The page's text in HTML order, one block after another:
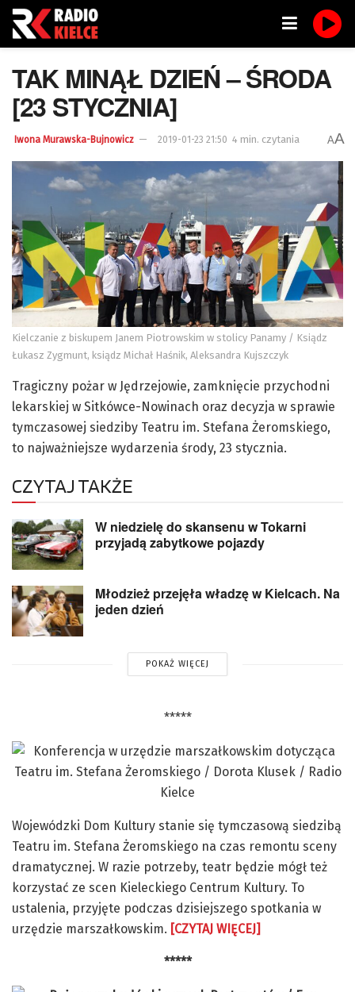
TAK MINĄŁ DZIEŃ – ŚRODA
[23 STYCZNIA]
Iwona Murawska-Bujnowicz 2019-01-23 21:50 4 min. czytania AA
Kielczanie z biskupem Janem Piotrowskim w stolicy Panamy / Ksiądz
Łukasz Zygmunt, ksiądz Michał Haśnik, Aleksandra Kujszczyk
Tragiczny pożar w Jędrzejowie, zamknięcie przychodni
lekarskiej w Sitkówce-Nowinach oraz decyzja w sprawie
tymczasowej siedziby Teatru im. Stefana Żeromskiego,
to najważniejsze wydarzenia środy, 23 stycznia.
CZYTAJ TAKŻE
W niedzielę do skansenu w Tokarni
przyjadą zabytkowe pojazdy
Młodzież przejęła władzę w Kielcach. Na
jeden dzień
POKAŻ WIĘCEJ
*****
Wojewódzki Dom Kultury stanie się tymczasową siedzibą
Teatru im. Stefana Żeromskiego na czas remontu sceny
dramatycznej. W razie potrzeby, teatr będzie mógł też
korzystać ze scen Kieleckiego Centrum Kultury. To
ustalenia, przyjęte podczas dzisiejszego spotkania w
urzędzie marszałkowskim. [CZYTAJ WIĘCEJ]
*****